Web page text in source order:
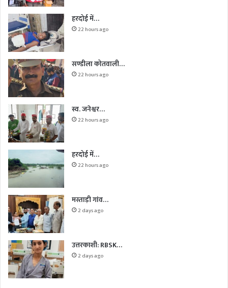
हरदोई में…
22 hours ago
सण्डीला कोतवाली…
22 hours ago
स्व. जनेश्वर…
22 hours ago
हरदोई में…
22 hours ago
मस्ताड़ी गांव…
2 days ago
उत्तरकाशी: RBSK…
2 days ago